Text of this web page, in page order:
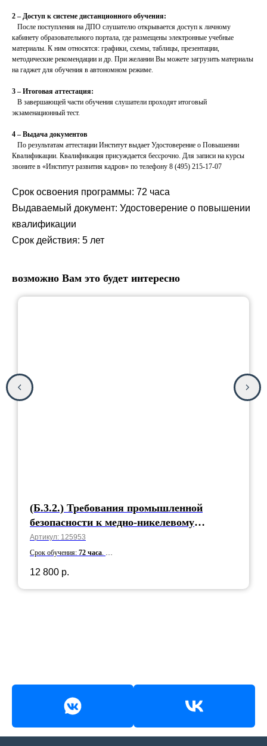
2 – Доступ к системе дистанционного обучения:
После поступления на ДПО слушателю открывается доступ к личному
кабинету образовательного портала, где размещены электронные учебные
материалы. К ним относятся: графики, схемы, таблицы, презентации,
методические рекомендации и др. При желании Вы можете загрузить материалы
на гаджет для обучения в автономном режиме.
3 – Итоговая аттестация:
В завершающей части обучения слушатели проходят итоговый
экзаменационный тест.
4 – Выдача документов
По результатам аттестации Институт выдает Удостоверение о Повышении
Квалификации. Квалификация присуждается бессрочно. Для записи на курсы
звоните в «Институт развития кадров» по телефону 8 (495) 215-17-07
Срок освоения программы: 72 часа
Выдаваемый документ: Удостоверение о повышении
квалификации
Срок действия: 5 лет
возможно Вам это будет интересно
(Б.3.2.) Требования промышленной
безопасности к медно-никелевому
производству
Артикул: 125953
Срок обучения: 72 часа
12 800 р.